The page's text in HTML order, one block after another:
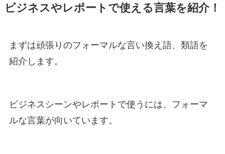
ビジネスやレポートで使える言葉を紹介！
まずは頑張りのフォーマルな言い換え語、類語を
紹介します。
ビジネスシーンやレポートで使うには、フォーマ
ルな言葉が向いています。